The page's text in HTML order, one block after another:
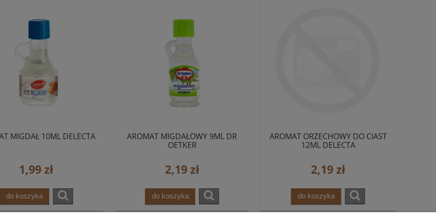
MIGDAŁ 10ML DELECTA
1,99 zł
do koszyka
AROMAT MIGDAŁOWY 9ML DR
OETKER
2,19 zł
do koszyka
AROMAT ORZECHOWY DO CIAST
12ML DELECTA
2,19 zł
do koszyka